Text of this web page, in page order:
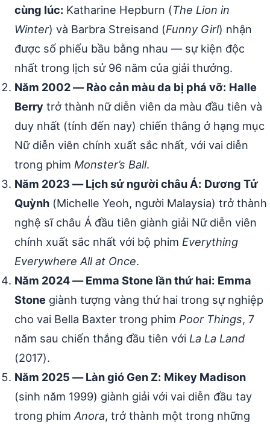
cùng lúc: Katharine Hepburn (The Lion in
Winter) và Barbra Streisand (Funny Girl) nhận
được số phiếu bầu bằng nhau — sự kiện độc
nhất trong lịch sử 96 năm của giải thưởng.
Năm 2002 — Rào cản màu da bị phá vỡ: Halle
Berry trở thành nữ diễn viên da màu đầu tiên và
duy nhất (tính đến nay) chiến thắng ở hạng mục
Nữ diễn viên chính xuất sắc nhất, với vai diễn
trong phim Monster’s Ball.
Năm 2023 — Lịch sử người châu Á: Dương Tử
Quỳnh (Michelle Yeoh, người Malaysia) trở thành
nghệ sĩ châu Á đầu tiên giành giải Nữ diễn viên
chính xuất sắc nhất với bộ phim Everything
Everywhere All at Once.
Năm 2024 — Emma Stone lần thứ hai: Emma
Stone giành tượng vàng thứ hai trong sự nghiệp
cho vai Bella Baxter trong phim Poor Things, 7
năm sau chiến thắng đầu tiên với La La Land
(2017).
Năm 2025 — Làn gió Gen Z: Mikey Madison
(sinh năm 1999) giành giải với vai diễn đầu tay
trong phim Anora, trở thành một trong những